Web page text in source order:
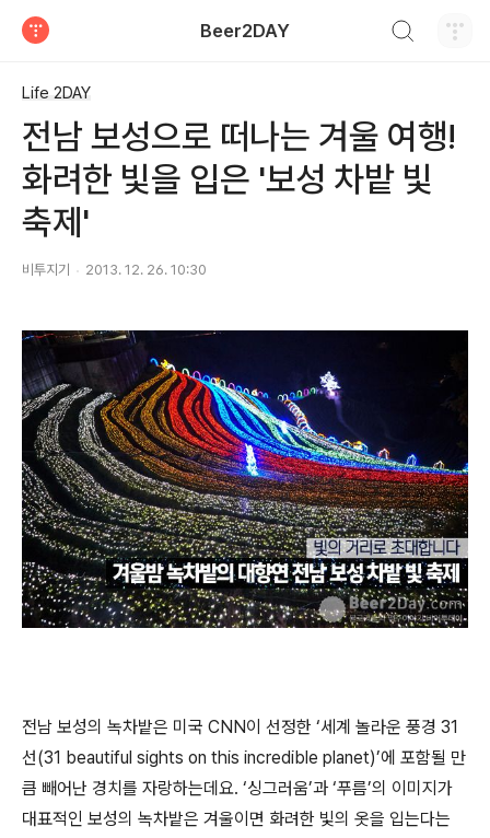
Beer2DAY
Life 2DAY
전남 보성으로 떠나는 겨울 여행!
화려한 빛을 입은 '보성 차밭 빛
축제'
비투지기 2013. 12. 26. 10:30
전남 보성의 녹차밭은 미국 CNN이 선정한 ‘세계 놀라운 풍경 31
선(31 beautiful sights on this incredible planet)’에 포함될 만
큼 빼어난 경치를 자랑하는데요. ‘싱그러움’과 ‘푸름’의 이미지가
대표적인 보성의 녹차밭은 겨울이면 화려한 빛의 옷을 입는다는